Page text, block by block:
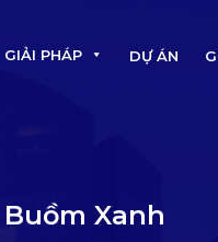
GIẢI PHÁP DỰ ÁN
Xanh